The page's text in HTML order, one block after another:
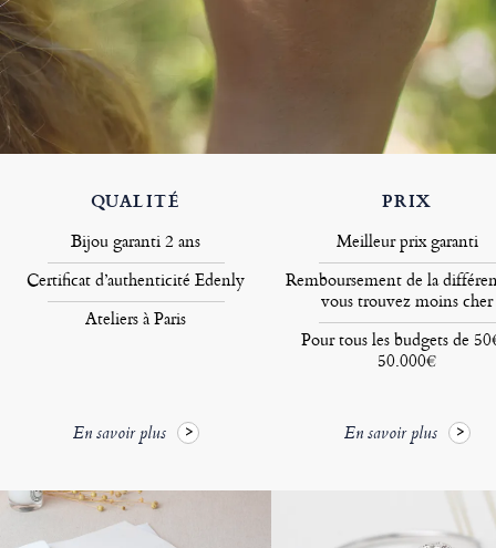
QUALITÉ
Bijou garanti 2 ans
Certificat d’authenticité Edenly
Ateliers à Paris
En savoir plus
PRIX
Meilleur prix garanti
Remboursement de la
vous trouvez moins cher
Pour tous les budgets de
50.000€
En savoir plus